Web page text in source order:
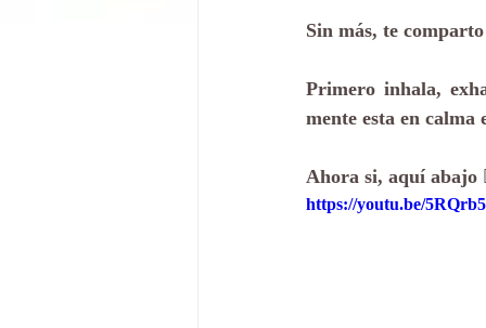
Sin más, te
Primero inhala,
mente esta en calma
Ahora si, aquí abajo
https://youtu.be/